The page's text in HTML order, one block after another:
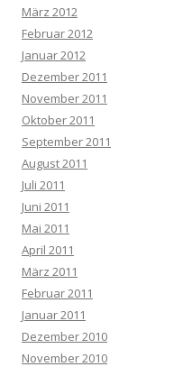
März 2012
Februar 2012
Januar 2012
Dezember 2011
November 2011
Oktober 2011
September 2011
August 2011
Juli 2011
Juni 2011
Mai 2011
April 2011
März 2011
Februar 2011
Januar 2011
Dezember 2010
November 2010